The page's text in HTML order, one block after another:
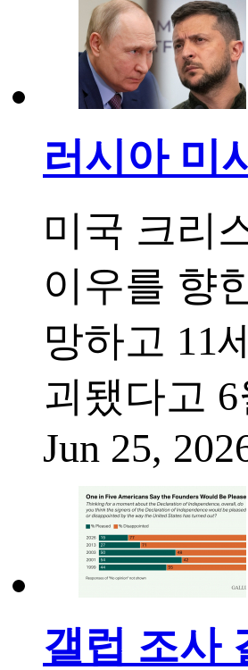
러시아 미
미국 크리
이우를 향
망하고 11
괴됐다고
Jun 25,
갤럽 조사